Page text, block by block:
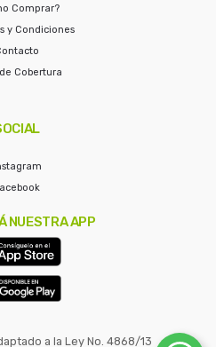
Comprar?
y Condiciones
Cobertura
NUESTRA APP
a la Ley No. 4868/13